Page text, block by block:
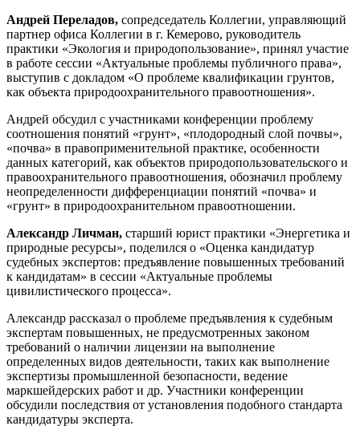
Андрей Переладов, сопредседатель Коллегии, управляющий
партнер офиса Коллегии в г. Кемерово, руководитель
практики «Экология и природопользование», принял участие
в работе сессии «Актуальные проблемы публичного права»,
выступив с докладом «О проблеме квалификации грунтов,
как объекта природоохранительного правоотношения».
Андрей обсудил с участниками конференции проблему
соотношения понятий «грунт», «плодородный слой почвы»,
«почва» в правоприменительной практике, особенности
данных категорий, как объектов природопользовательского и
правоохранительного правоотношения, обозначил проблему
неопределенности дифференциации понятий «почва» и
«грунт» в природоохранительном правоотношении.
Александр Личман, старший юрист практики «Энергетика и
природные ресурсы», поделился о «Оценка кандидатур
судебных экспертов: предъявление повышенных требований
к кандидатам» в сессии «Актуальные проблемы
цивилистического процесса».
Александр рассказал о проблеме предъявления к судебным
экспертам повышенных, не предусмотренных законом
требований о наличии лицензии на выполнение
определенных видов деятельности, таких как выполнение
экспертизы промышленной безопасности, ведение
маркшейдерских работ и др. Участники конференции
обсудили последствия от установления подобного стандарта
кандидатуры эксперта.